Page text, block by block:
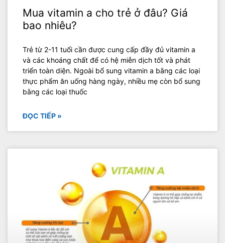
Mua vitamin a cho trẻ ở đâu? Giá
bao nhiêu?
‍Trẻ từ 2-11 tuổi cần được cung cấp đầy đủ vitamin a
và các khoáng chất để có hệ miễn dịch tốt và phát
triển toàn diện. Ngoài bổ sung vitamin a bằng các loại
thực phẩm ăn uống hàng ngày, nhiều mẹ còn bổ sung
bằng các loại thuốc
ĐỌC TIẾP »